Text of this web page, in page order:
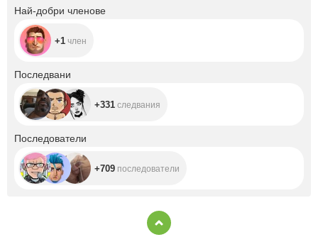
Най-добри членове
+1 член
Последвани
+331 следвания
Последователи
+709 последователи